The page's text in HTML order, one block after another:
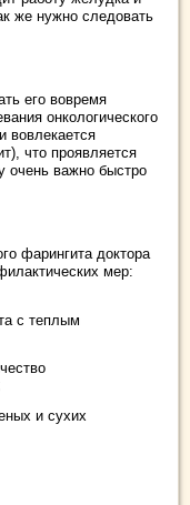
же нужно следовать
его вовремя
онкологического
вовлекается
что проявляется
очень важно быстро
фарингита доктора
мер:
с теплым
и сухих